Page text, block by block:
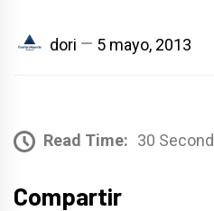
dori 5 mayo, 2013
Read Time: 30 Second
Compartir